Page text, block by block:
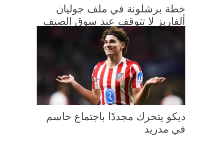
خطة برشلونة في ملف جوليان
ألفاريز لا تتوقف عند سوق الصيف
ديكو يتحرك مجددًا باجتماع حاسم
في مدريد